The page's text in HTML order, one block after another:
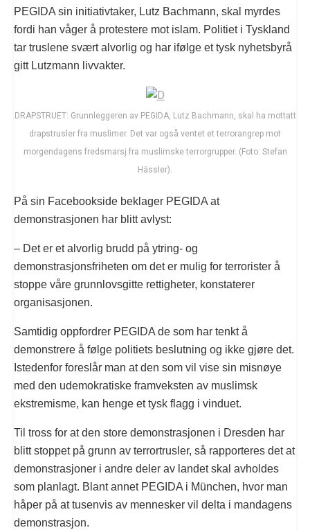
PEGIDA sin initiativtaker, Lutz Bachmann, skal myrdes
fordi han våger å protestere mot islam. Politiet i Tyskland
tar truslene svært alvorlig og har ifølge et tysk nyhetsbyrå
gitt Lutzmann livvakter.
DRAPSTRUET: Grunnleggeren av PEGIDA, Lutz Bachmann, skal ha mottatt
drapstrusler fra muslimer. Det var også ventet et terrorangrep mot
morgendagens fredsmarsj fra muslimske terrorgrupper. (Foto: Stefan
Hässler).
På sin Facebookside beklager PEGIDA at
demonstrasjonen har blitt avlyst:
– Det er et alvorlig brudd på ytring- og
demonstrasjonsfriheten om det er mulig for terrorister å
stoppe våre grunnlovsgitte rettigheter, konstaterer
organisasjonen.
Samtidig oppfordrer PEGIDA de som har tenkt å
demonstrere å følge politiets beslutning og ikke gjøre det.
Istedenfor foreslår man at den som vil vise sin misnøye
med den udemokratiske framveksten av muslimsk
ekstremisme, kan henge et tysk flagg i vinduet.
Til tross for at den store demonstrasjonen i Dresden har
blitt stoppet på grunn av terrortrusler, så rapporteres det at
demonstrasjoner i andre deler av landet skal avholdes
som planlagt. Blant annet PEGIDA i München, hvor man
håper på at tusenvis av mennesker vil delta i mandagens
demonstrasjon.